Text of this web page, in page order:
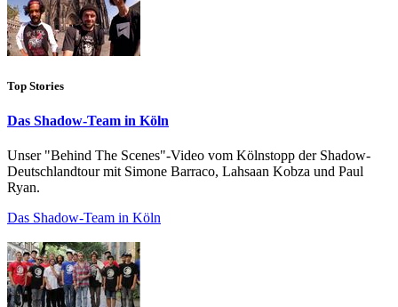
Top Stories
Das Shadow-Team in Köln
Unser "Behind The Scenes"-Video vom Kölnstopp der Shadow-
Deutschlandtour mit Simone Barraco, Lahsaan Kobza und Paul
Ryan.
Das Shadow-Team in Köln